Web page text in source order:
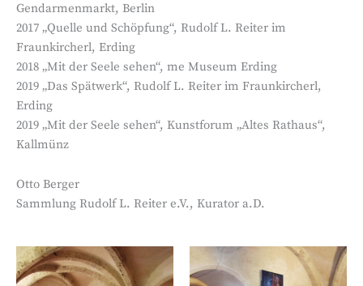
Gendarmenmarkt, Berlin
2017 „Quelle und Schöpfung“, Rudolf L. Reiter im
Fraunkircherl, Erding
2018 „Mit der Seele sehen“, me Museum Erding
2019 „Das Spätwerk“, Rudolf L. Reiter im Fraunkircherl,
Erding
2019 „Mit der Seele sehen“, Kunstforum „Altes Rathaus“,
Kallmünz
Otto Berger
Sammlung Rudolf L. Reiter e.V., Kurator a.D.